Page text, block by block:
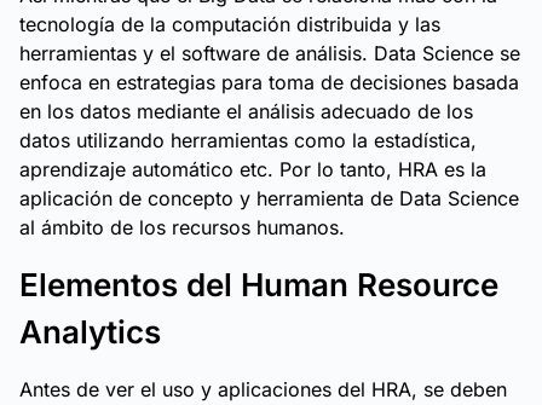
tecnología de la computación distribuida y las
herramientas y el software de análisis. Data Science se
enfoca en estrategias para toma de decisiones basada
en los datos mediante el análisis adecuado de los
datos utilizando herramientas como la estadística,
aprendizaje automático etc. Por lo tanto, HRA es la
aplicación de concepto y herramienta de Data Science
al ámbito de los recursos humanos.
Elementos del Human Resource
Analytics
Antes de ver el uso y aplicaciones del HRA, se deben